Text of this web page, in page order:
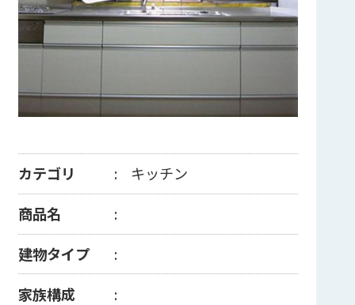
カテゴリ
キッチン
商品名
建物タイプ
家族構成